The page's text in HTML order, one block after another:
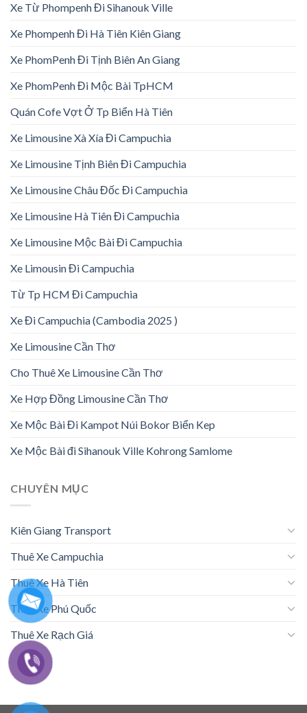
Xe Từ Phompenh Đi Sihanouk Ville
Xe Phompenh Đi Hà Tiên Kiên Giang
Xe PhomPenh Đi Tịnh Biên An Giang
Xe PhomPenh Đi Mộc Bài TpHCM
Quán Cofe Vợt Ở Tp Biển Hà Tiên
Xe Limousine Xà Xía Đi Campuchia
Xe Limousine Tịnh Biên Đi Campuchia
Xe Limousine Châu Đốc Đi Campuchia
Xe Limousine Hà Tiên Đi Campuchia
Xe Limousine Mộc Bài Đi Campuchia
Xe Limousin Đi Campuchia
Từ Tp HCM Đi Campuchia
Xe Đi Campuchia (Cambodia 2025 )
Xe Limousine Cần Thơ
Cho Thuê Xe Limousine Cần Thơ
Xe Hợp Đồng Limousine Cần Thơ
Xe Mộc Bài Đi Kampot Núi Bokor Biển Kep
Xe Mộc Bài đi Sihanouk Ville Kohrong Samlome
CHUYÊN MỤC
Kiên Giang Transport
Thuê Xe Campuchia
Thuê Xe Hà Tiên
Thuê Xe Phú Quốc
Thuê Xe Rạch Giá